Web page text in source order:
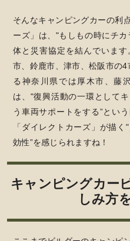
そんなキャンピングカーの利
ーズ」は、"もしもの時にチ
体と災害協定を結んでいま
市、鈴鹿市、津市、松阪市の
る神奈川県では厚木市、藤
は、"復興活動の一環として
う車両サポートをする”とい
「ダイレクトカーズ」が描
効性”を感じられますね！
キャンピングカー
しみ方